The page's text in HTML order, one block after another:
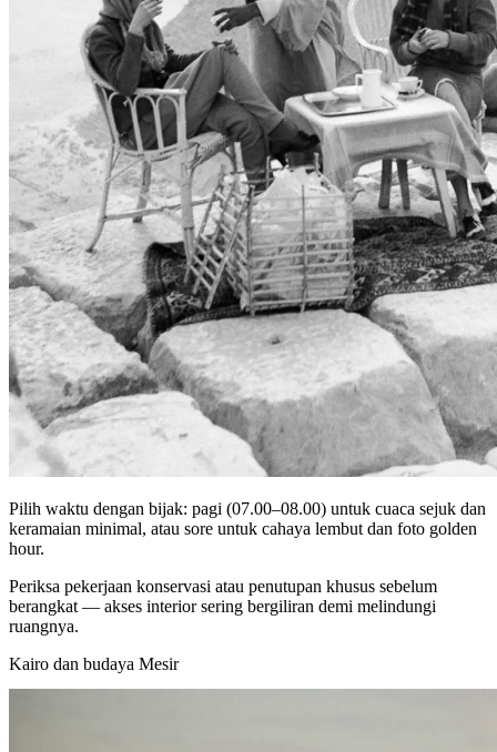
Pilih waktu dengan bijak: pagi (07.00–08.00) untuk cuaca sejuk dan
keramaian minimal, atau sore untuk cahaya lembut dan foto golden
hour.
Periksa pekerjaan konservasi atau penutupan khusus sebelum
berangkat — akses interior sering bergiliran demi melindungi
ruangnya.
Kairo dan budaya Mesir